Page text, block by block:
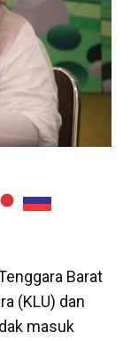
Barat
(KLU) dan
masuk